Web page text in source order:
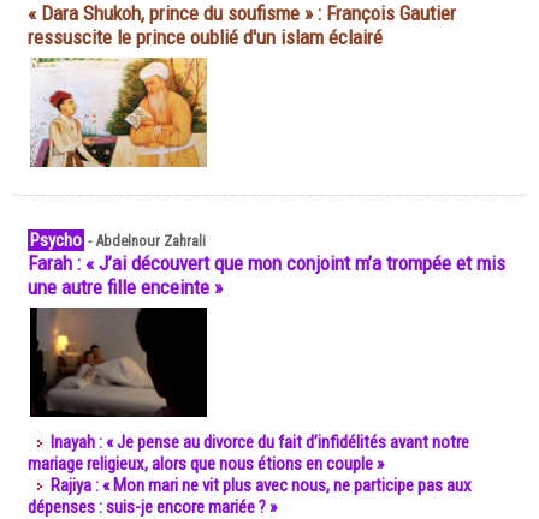
« Dara Shukoh, prince du soufisme » : François Gautier
ressuscite le prince oublié d'un islam éclairé
Psycho -Abdelnour Zahrali
Farah : « J’ai découvert que mon conjoint m’a trompée et mis
une autre fille enceinte »
Inayah : « Je pense au divorce du fait d’infidélités avant notre
mariage religieux, alors que nous étions en couple »
Rajiya : « Mon mari ne vit plus avec nous, ne participe pas aux
dépenses : suis-je encore mariée ? »